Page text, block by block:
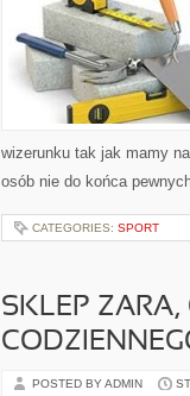
wizerunku tak jak mamy
osób nie do końca
CATEGORIES: SPORT
SKLEP ZARA,
POSTED BY ADMIN